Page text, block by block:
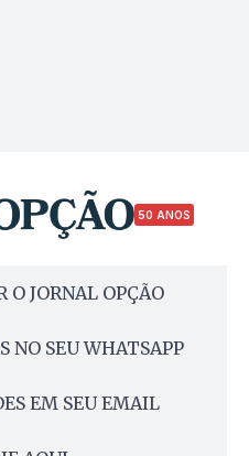
50 ANOS
O JORNAL OPÇÃO
NO SEU WHATSAPP
EM SEU EMAIL